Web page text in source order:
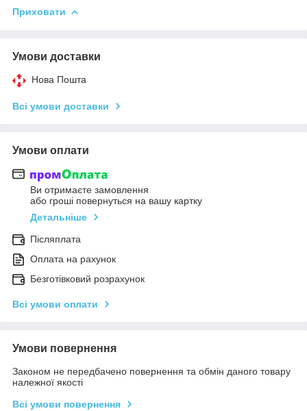
Приховати
Умови доставки
Нова Пошта
Всі умови доставки
Умови оплати
Ви отримаєте замовлення
або гроші повернуться на вашу картку
Детальніше
Післяплата
Оплата на рахунок
Безготівковий розрахунок
Всі умови оплати
Умови повернення
Законом не передбачено повернення та обмін даного товару
належної якості
Всі умови повернення